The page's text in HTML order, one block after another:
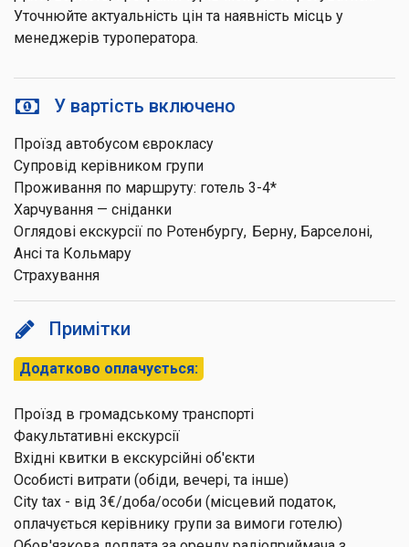
Уточнюйте актуальність цін та наявність місць у
менеджерів туроператора.
У вартість включено
Проїзд автобусом єврокласу
Супровід керівником групи
Проживання по маршруту: готель 3-4*
Харчування — сніданки
Оглядові екскурсії по Ротенбургу, Берну, Барселоні,
Ансі та Кольмару
Страхування
Примітки
Додатково оплачується:
Проїзд в громадському транспорті
Факультативні екскурсії
Вхідні квитки в екскурсійні об'єкти
Особисті витрати (обіди, вечері, та інше)
City tax - від 3€/доба/особи (місцевий податок,
оплачується керівнику групи за вимоги готелю)